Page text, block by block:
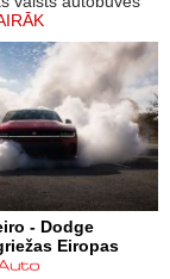
- Dodge
Eiropas